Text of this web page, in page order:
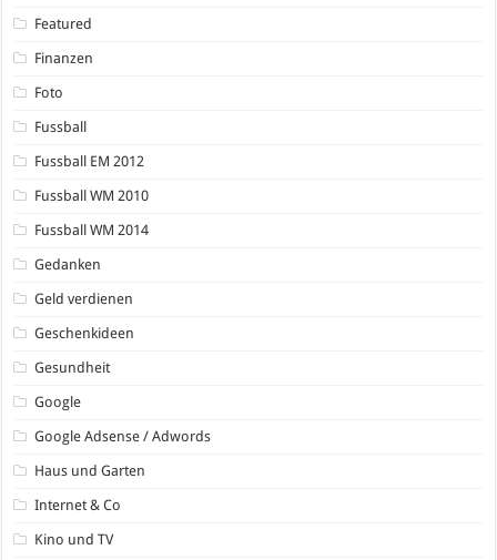
Featured
Finanzen
Foto
Fussball
Fussball EM 2012
Fussball WM 2010
Fussball WM 2014
Gedanken
Geld verdienen
Geschenkideen
Gesundheit
Google
Google Adsense / Adwords
Haus und Garten
Internet & Co
Kino und TV